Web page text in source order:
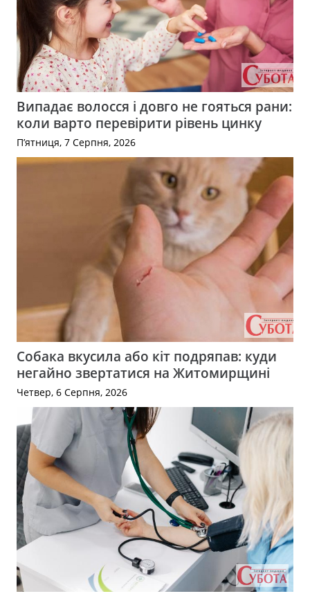
Випадає волосся і довго не гояться рани:
коли варто перевірити рівень цинку
П’ятниця, 7 Серпня, 2026
Собака вкусила або кіт подряпав: куди
негайно звертатися на Житомирщині
Четвер, 6 Серпня, 2026